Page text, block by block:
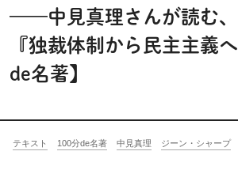
スペイン語 ロ
中国語 ハング
将棋
——中見真理さんが読む
『独裁体制から民主主義
de名著】
テキスト 100分de名著 中見真理 ジーン・シャープ